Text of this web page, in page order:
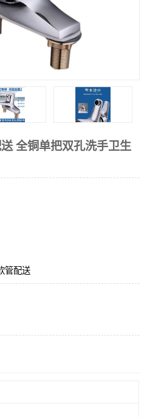
全铜单把双孔洗手卫生
管配送